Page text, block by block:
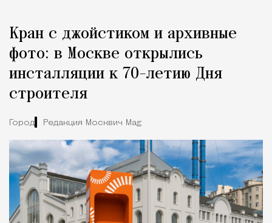
Кран с джойстиком и архивные
фото: в Москве открылись
инсталляции к 70-летию Дня
строителя
Город Редакция Москвич Mag